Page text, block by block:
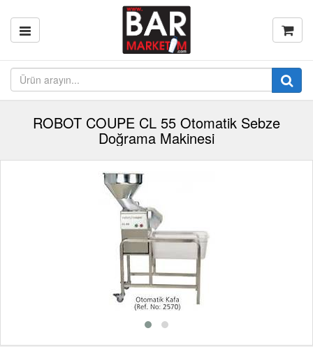
ROBOT COUPE CL 55 Otomatik Sebze
Doğrama Makinesi